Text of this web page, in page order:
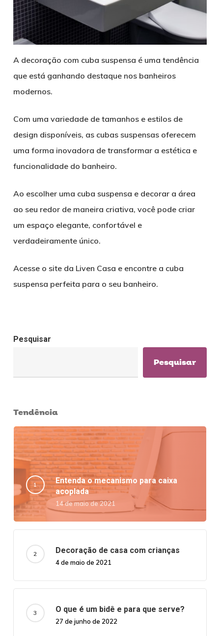
A decoração com cuba suspensa é uma tendência
que está ganhando destaque nos banheiros
modernos.
Com uma variedade de tamanhos e estilos de
design disponíveis, as cubas suspensas oferecem
uma forma inovadora de transformar a estética e
funcionalidade do banheiro.
Ao escolher uma cuba suspensa e decorar a área
ao seu redor de maneira criativa, você pode criar
um espaço elegante, confortável e
verdadeiramente único.
Acesse o site da Liven Casa e encontre a cuba
suspensa perfeita para o seu banheiro.
Pesquisar
Pesquisar
Tendência
Entenda o mecanismo para caixa
acoplada
14 de maio de 2021
Decoração de casa com crianças
4 de maio de 2021
O que é um bidê e para que serve?
27 de junho de 2022